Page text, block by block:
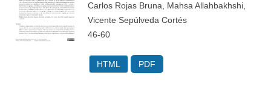
Carlos Rojas Bruna, Mahsa Allahbakhshi,
Vicente Sepúlveda Cortés
46-60
HTML PDF